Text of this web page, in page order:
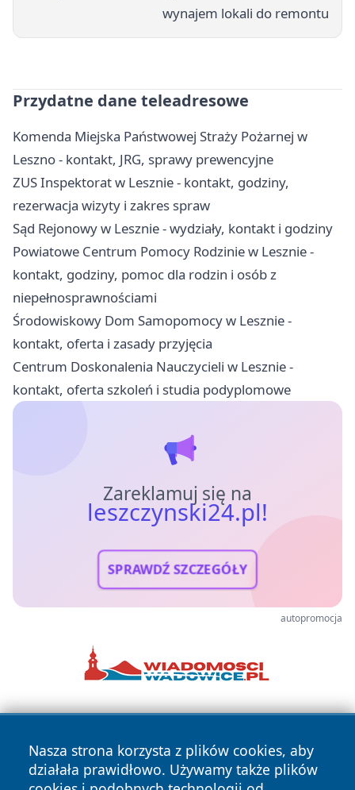
wynajem lokali do remontu
Przydatne dane teleadresowe
Komenda Miejska Państwowej Straży Pożarnej w
Leszno - kontakt, JRG, sprawy prewencyjne
ZUS Inspektorat w Lesznie - kontakt, godziny,
rezerwacja wizyty i zakres spraw
Sąd Rejonowy w Lesznie - wydziały, kontakt i godziny
Powiatowe Centrum Pomocy Rodzinie w Lesznie -
kontakt, godziny, pomoc dla rodzin i osób z
niepełnosprawnościami
Środowiskowy Dom Samopomocy w Lesznie -
kontakt, oferta i zasady przyjęcia
Centrum Doskonalenia Nauczycieli w Lesznie -
kontakt, oferta szkoleń i studia podyplomowe
Zareklamuj się na
leszczynski24.pl!
SPRAWDŹ SZCZEGÓŁY
autopromocja
Nasza strona korzysta z plików cookies, aby
działała prawidłowo. Używamy także plików